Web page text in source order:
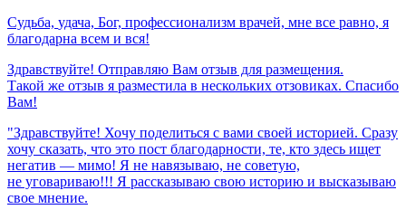
Судьба, удача, Бог, профессионализм врачей, мне все равно, я
благодарна всем и вся!
Здравствуйте! Отправляю Вам отзыв для размещения.
Такой же отзыв я разместила в нескольких отзовиках. Спасибо
Вам!
"Здравствуйте! Хочу поделиться с вами своей историей. Сразу
хочу сказать, что это пост благодарности, те, кто здесь ищет
негатив — мимо! Я не навязываю, не советую,
не уговариваю!!! Я рассказываю свою историю и высказываю
свое мнение.